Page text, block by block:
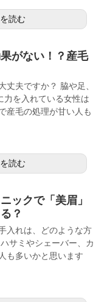
読む
がない！？産毛
丈夫ですか？ 脇や足、
力を入れている女性は
産毛の処理が甘い人も
読む
ックで「美眉」
？
入れは、どのような方
サミやシェーバー、カ
も多いかと思います